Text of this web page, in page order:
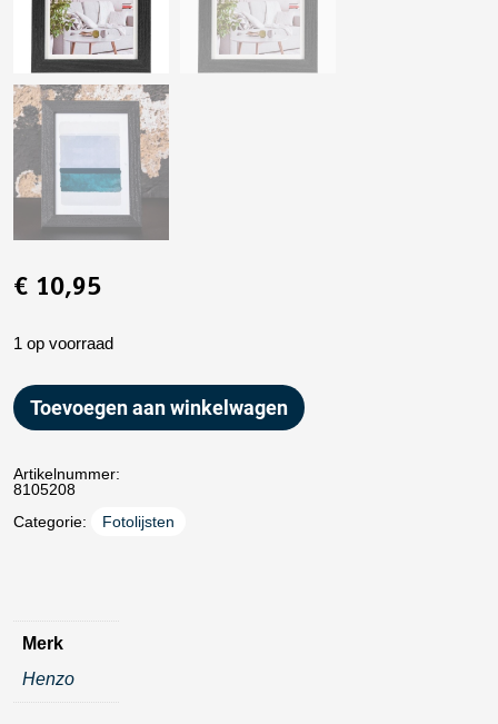
€ 10,95
1 op voorraad
Toevoegen aan winkelwagen
Artikelnummer:
8105208
Categorie:
Fotolijsten
Merk
Henzo